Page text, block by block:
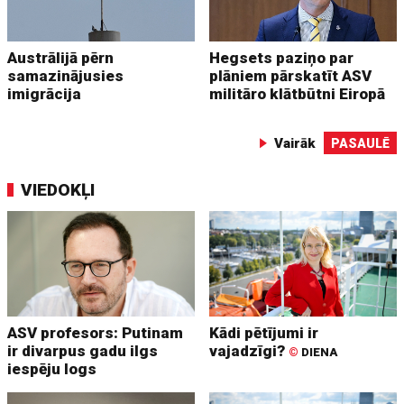
Austrālijā pērn
samazinājusies
imigrācija
Hegsets paziņo par
plāniem pārskatīt ASV
militāro klātbūtni Eiropā
Vairāk PASAULĒ
VIEDOKĻI
ASV profesors: Putinam
ir divarpus gadu ilgs
iespēju logs
Kādi pētījumi ir
vajadzīgi? © DIENA